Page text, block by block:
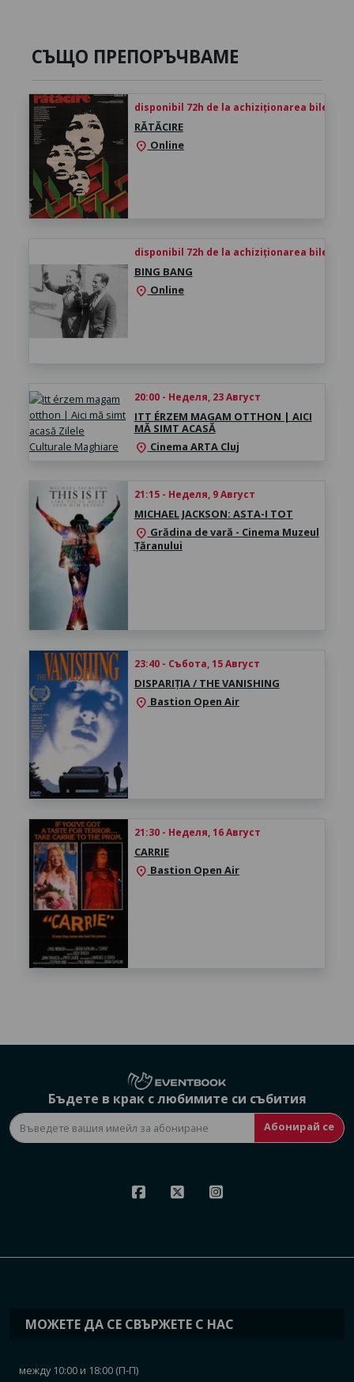
СЪЩО ПРЕПОРЪЧВАМЕ
disponibil 72h de la achiziționarea biletului
RĂTĂCIRE
location_on Online
disponibil 72h de la achiziționarea biletului
BING BANG
location_on Online
20:00 - Неделя, 23 Август
ITT ÉRZEM MAGAM OTTHON | AICI
MĂ SIMT ACASĂ
location_on Cinema ARTA Cluj
21:15 - Неделя, 9 Август
MICHAEL JACKSON: ASTA-I TOT
location_on Grădina de vară - Cinema Muzeul
Țăranului
23:40 - Събота, 15 Август
DISPARIȚIA / THE VANISHING
location_on Bastion Open Air
21:30 - Неделя, 16 Август
CARRIE
location_on Bastion Open Air
Бъдете в крак с любимите си събития
Абонирай се
МОЖЕТЕ ДА СЕ СВЪРЖЕТЕ С НАС
между 10:00 и 18:00 (П-П)